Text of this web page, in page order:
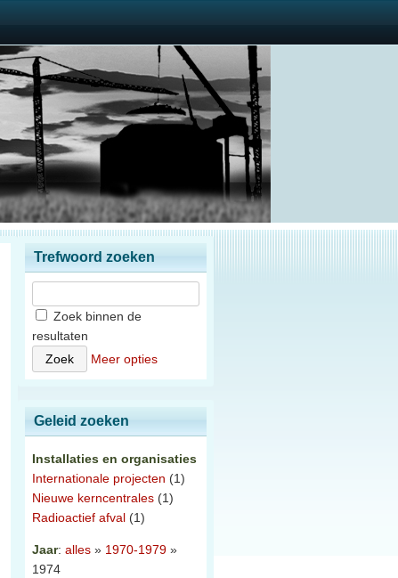
Trefwoord zoeken
Zoek binnen de
resultaten
Meer opties
Geleid zoeken
Installaties en organisaties
Internationale projecten (1)
Nieuwe kerncentrales (1)
Radioactief afval (1)
Jaar: alles » 1970-1979 »
1974